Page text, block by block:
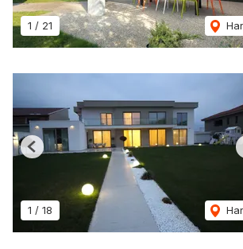
1 / 21
1 / 18
Previous